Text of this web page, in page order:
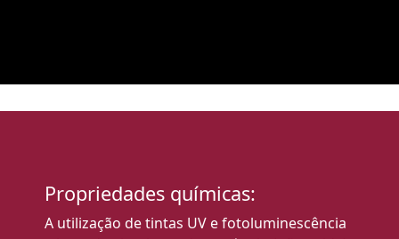
Propriedades químicas:
A utilização de tintas UV e fotoluminescência